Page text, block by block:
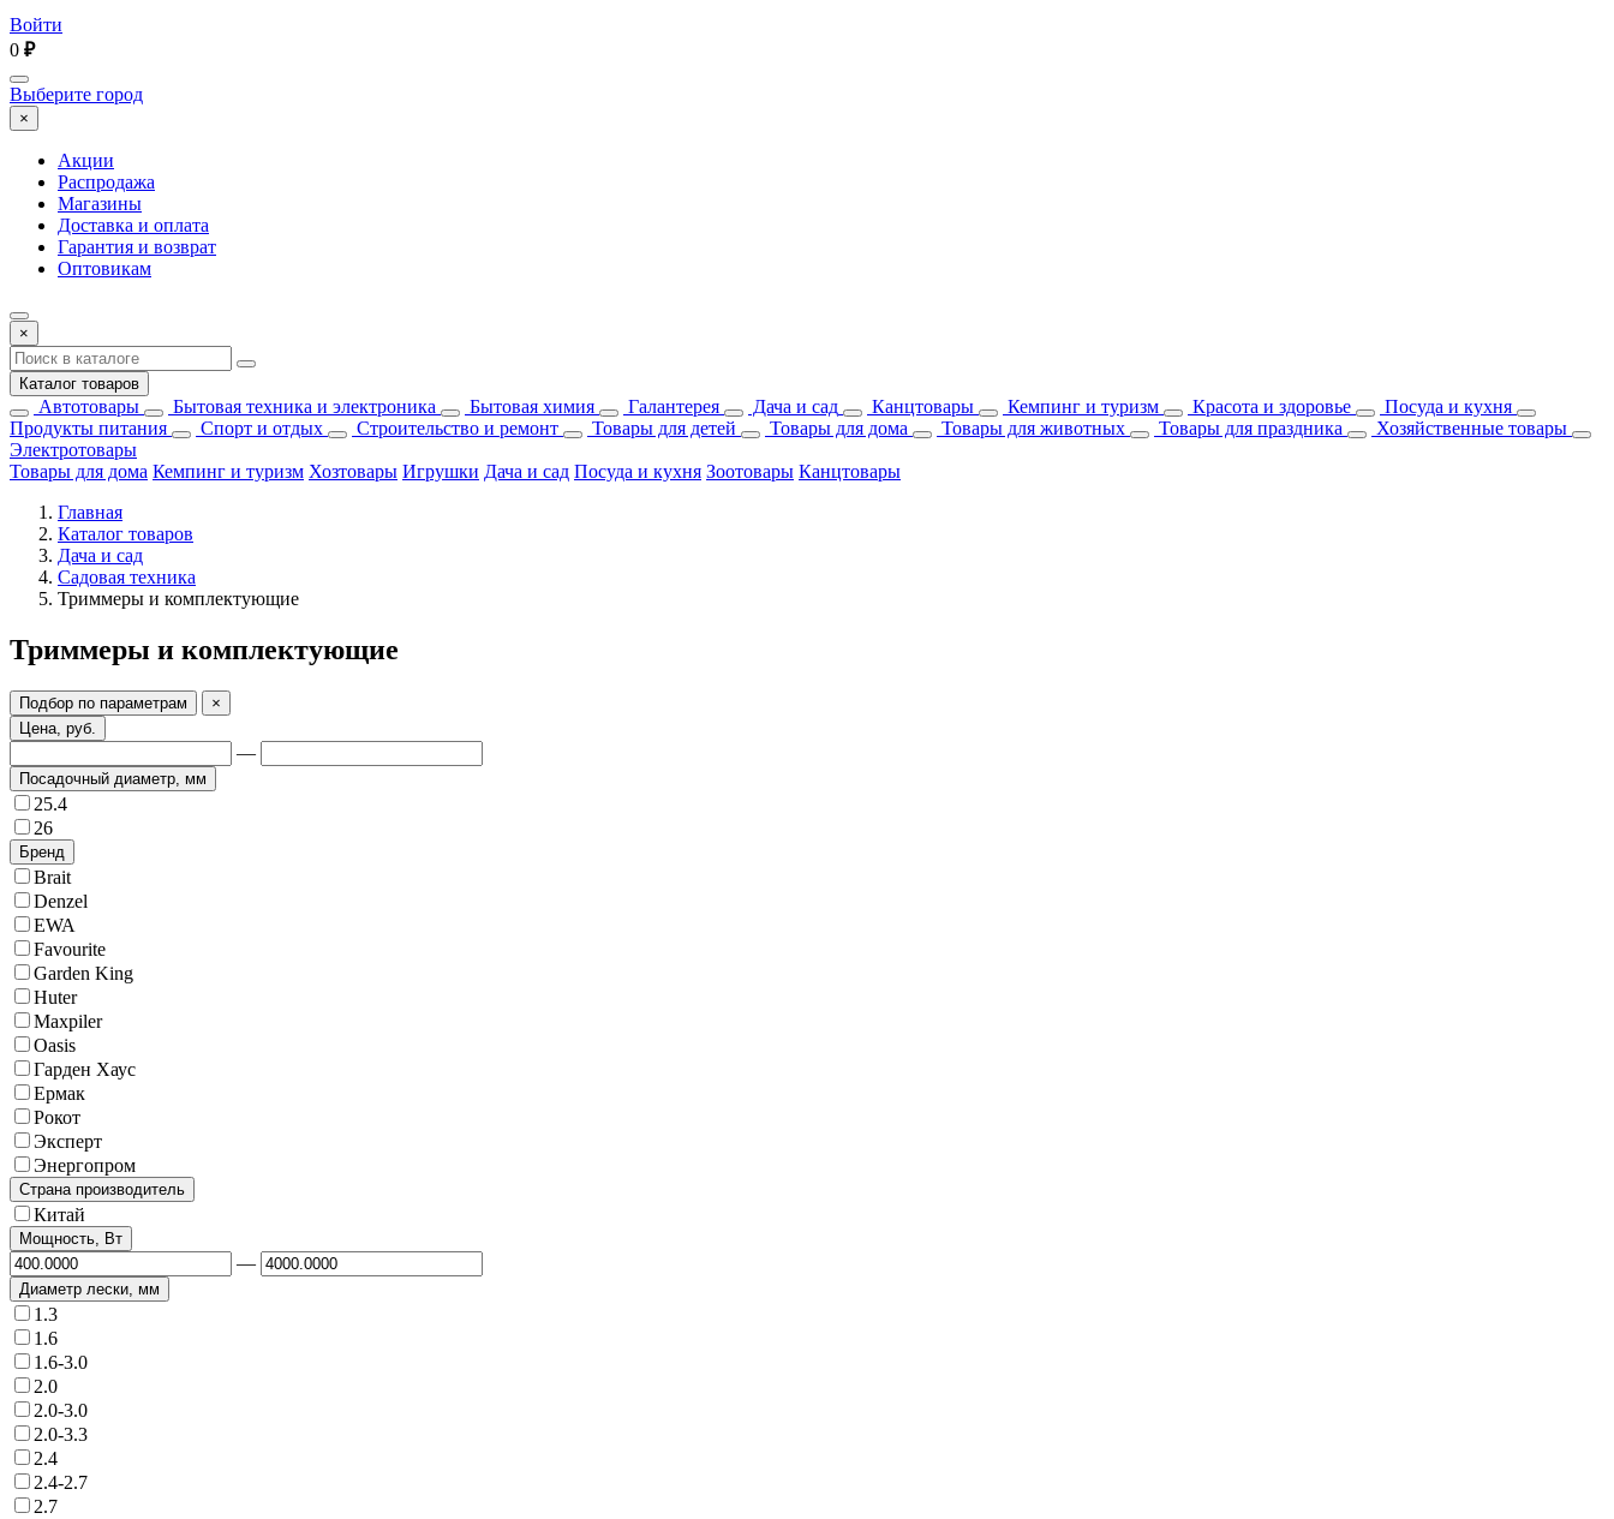
Войти
0 ₽
Выберите город
×
Акции
Распродажа
Магазины
Доставка и оплата
Гарантия и возврат
Оптовикам
×
Каталог товаров
Автотовары Бытовая техника и электроника Бытовая химия Галантерея Дача и сад Канцтовары Кемпинг и туризм Красота и здоровье
Посуда и кухня
Продукты питания
Спорт и отдых Строительство и ремонт Товары для детей Товары для дома Товары для животных Товары для праздника
Хозяйственные товары
Электротовары
Товары для дома Кемпинг и туризм Хозтовары Игрушки Дача и сад Посуда и кухня Зоотовары Канцтовары
Главная
Каталог товаров
Дача и сад
Садовая техника
Триммеры и комплектующие
Триммеры и комплектующие
Подбор по параметрам
×
Цена, руб.
—
Посадочный диаметр, мм
25.4
26
Бренд
Brait
Denzel
EWA
Favourite
Garden King
Huter
Maxpiler
Oasis
Гарден Хаус
Ермак
Рокот
Эксперт
Энергопром
Страна производитель
Китай
Мощность, Вт
—
Диаметр лески, мм
1.3
1.6
1.6-3.0
2.0
2.0-3.0
2.0-3.3
2.4
2.4-2.7
2.7